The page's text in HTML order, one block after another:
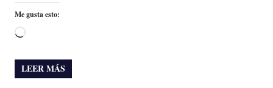
Me gusta esto:
Cargando...
LEER MÁS